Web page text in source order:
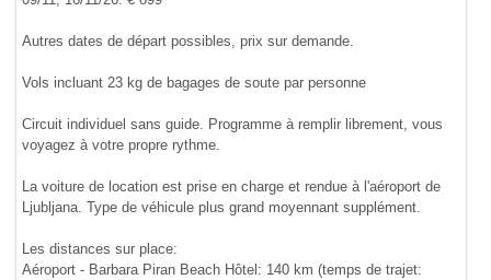
Autres dates de départ possibles, prix sur demande.
Vols incluant 23 kg de bagages de soute par personne
Circuit individuel sans guide. Programme à remplir librement, vous
voyagez à votre propre rythme.
La voiture de location est prise en charge et rendue à l'aéroport de
Ljubljana. Type de véhicule plus grand moyennant supplément.
Les distances sur place:
Aéroport - Barbara Piran Beach Hôtel: 140 km (temps de trajet: